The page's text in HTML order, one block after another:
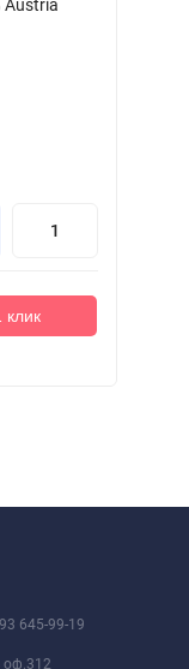
Austria
клик
645-99-19
оф.312